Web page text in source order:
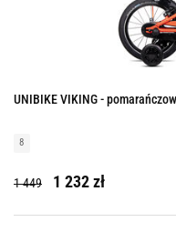
UNIBIKE VIKING -
8
1 449 1 232 zł